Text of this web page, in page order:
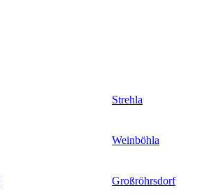
Strehla
Weinböhla
Großröhrsdorf